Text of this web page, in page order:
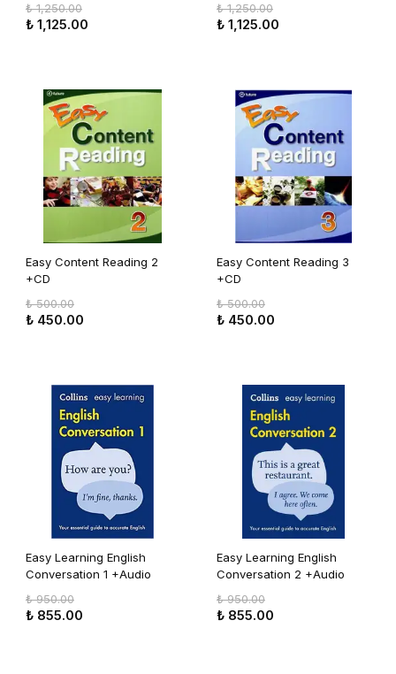
₺ 1,250.00
₺ 1,125.00
₺ 1,250.00
₺ 1,125.00
Easy Content Reading 2
+CD
₺ 500.00
₺ 450.00
Easy Content Reading 3
+CD
₺ 500.00
₺ 450.00
Easy Learning English
Conversation 1 +Audio
₺ 950.00
₺ 855.00
Easy Learning English
Conversation 2 +Audio
₺ 950.00
₺ 855.00